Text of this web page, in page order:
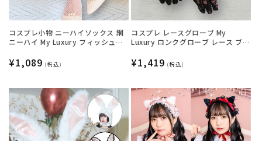
コスプレ小物 ニーハイソックス 網
ニーハイ My Luxury フィッシュネ
リーサイズ ホワイト【クリアスト
ーン】
通
価
格
¥1,089 (税込)
コスプレ レースグローブ My
Luxury ロンクグローブ レース ブラ
ック【クリアストーン】
通
価
¥1,419 (税込)